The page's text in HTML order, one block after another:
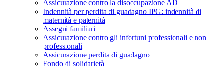
Assicurazione contro la disoccupazione AD
Indennità per perdita di guadagno IPG: indennità di
maternità e paternità
Assegni familiari
Assicurazione contro gli infortuni professionali e non
professionali
Assicurazione perdita di guadagno
Fondo di solidarietà